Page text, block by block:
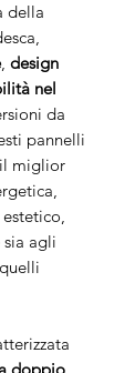
della
, design
nel
da
pannelli
miglior
agli